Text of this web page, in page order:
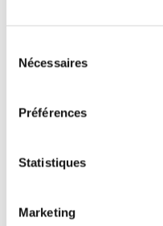
Nécessaires
Préférences
Statistiques
Marketing